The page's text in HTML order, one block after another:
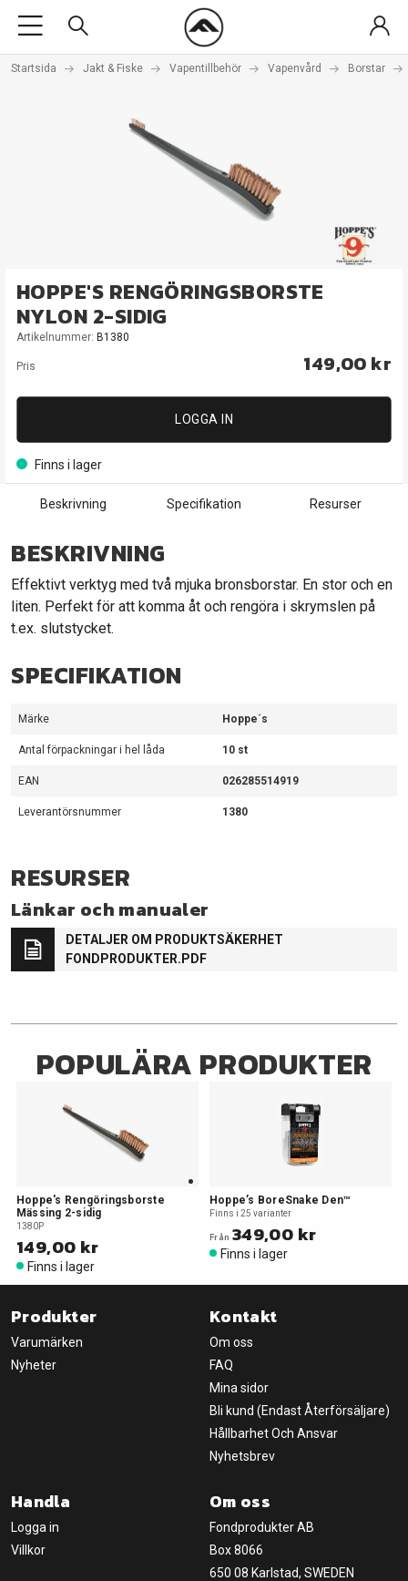
Startsida Jakt & Fiske Vapentillbehör Vapenvård Borstar
HOPPE'S RENGÖRINGSBORSTE
NYLON 2-SIDIG
Artikelnummer: B1380
Pris 149,00 kr
LOGGA IN
Finns i lager
Beskrivning Specifikation Resurser
BESKRIVNING
Effektivt verktyg med två mjuka bronsborstar. En stor och en
liten. Perfekt för att komma åt och rengöra i skrymslen på
t.ex. slutstycket.
SPECIFIKATION
Märke Hoppe´s
Antal förpackningar i hel låda 10 st
EAN 026285514919
Leverantörsnummer 1380
RESURSER
Länkar och manualer
DETALJER OM PRODUKTSÄKERHET
FONDPRODUKTER.PDF
POPULÄRA PRODUKTER
Hoppe's Rengöringsborste
Mässing 2-sidig
1380P
149,00 kr
Finns i lager
Hoppe’s BoreSnake Den™
Finns i 25 varianter
Från 349,00 kr
Finns i lager
Produkter
Varumärken
Nyheter
Kontakt
Om oss
FAQ
Mina sidor
Bli kund (Endast Återförsäljare)
Hållbarhet Och Ansvar
Nyhetsbrev
Handla
Logga in
Villkor
Om oss
Fondprodukter AB
Box 8066
650 08 Karlstad, SWEDEN